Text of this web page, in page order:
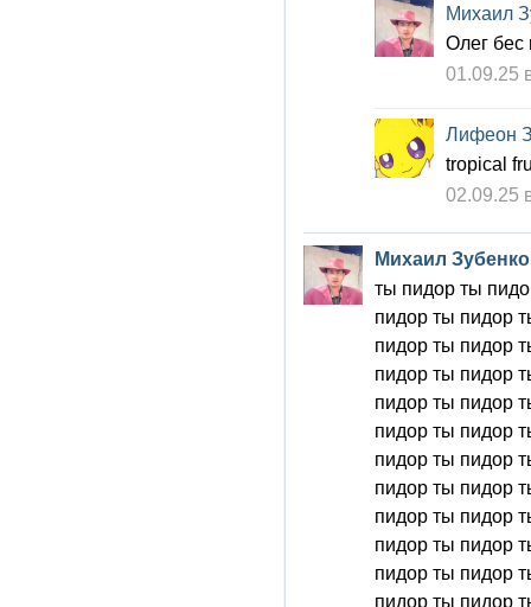
Михаил
Олег бес
01.09.25
Лифеон
tropical
02.09.25
Михаил Зубенко
ты пидор ты пидор ты пидор ты пидор ты пидор ты пидор ты пидор ты пидор ты пидор ты пидор ты пидор ты пидор ты пидор ты пидор ты пидор ты пидор ты пидор ты пидор ты пидор ты пидор ты пидор ты пидор ты пидор ты пидор ты пидор ты пидор ты пидор ты пидор ты пидор ты пидор ты пидор ты пидор ты пидор ты пидор ты пидор ты пидор ты пидор ты пидор ты пидор ты пидор ты пидор ты пидор ты пидор ты пидор ты пидор ты пидор ты пидор ты пидор ты пидор ты пидор ты пидор ты пидор ты пидор ты пидор ты пидор ты пидор ты пидор ты пидор ты пидор ты пидор ты пидор ты пидор ты пидор ты пидор ты пидор ты пидор ты пидор ты пидор ты пидор ты пидор ты пидор ты пидор ты пидор ты пидор ты пидор ты пидор ты пидор ты пидор ты пидор ты пидор ты пидор ты пидор ты пидор ты пидор ты пидор ты пидор ты пидор ты пидор ты пидор ты пидор ты пидор ты пидор ты пидор ты пидор ты пидор ты пидор ты пидор ты пидор ты пидор ты пидор ты пидор ты пидор ты пидор ты пидор ты пидор ты пидор ты пидор ты пидор ты пидор ты пидор ты пидор ты пидор ты пидор ты пидор ты пидор ты пидор ты пидор ты пидор ты пидор ты пидор ты пидор ты пидор ты пидор ты пидор ты пидор ты пидор ты пидор ты пидор ты пидор ты пидор ты пидор ты пидор ты пидор ты пидор ты пидор ты пидор ты пидор ты пидор ты пидор ты пидор ты пидор ты пидор ты пидор ты пидор ты пидор ты пидор ты пидор ты пидор ты пидор ты пидор ты пидор ты пидор ты пидор ты пидор ты пидор ты пидор ты пидор ты пидор ты пидор ты пидор ты пидор ты пидор ты пидор ты пидор ты пидор ты пидор ты пидор ты пидор ты пидор ты пидор ты пидор ты пидор ты пидор ты пидор ты пидор ты пидор ты пидор ты пидор ты пидор ты пидор ты пидор ты пидор ты пидор ты пидор ты пидор ты пидор ты пидор ты пидор ты пидор ты пидор ты пидор ты пидор ты пидор ты пидор ты пидор ты пидор ты пидор ты пидор ты пидор ты пидор ты пидор ты пидор ты пидор ты пидор ты пидор ты пидор ты пидор ты пидор ты пидор ты пидор ты пидор ты пидор ты пидор ты пидор ты пидор ты пидор ты пидор ты пидор ты пидор ты пидор ты пидор ты пидор ты пидор ты пидор ты пидор ты пидор ты пидор ты пидор ты пидор ты пидор ты пидор ты пидор ты пидор ты пидор ты пидор ты пидор ты пидор ты пидор ты пидор ты пидор ты пидор ты пидор ты пидор ты пидор ты пидор ты пидор ты пидор ты пидор ты пидор ты пидор ты пидор ты пидор ты пидор ты пидор ты пидор ты пидор ты пидор ты пидор ты пидор ты пидор ты пидор ты пидор ты пидор ты пидор ты пидор ты пидор ты пидор ты пидор ты